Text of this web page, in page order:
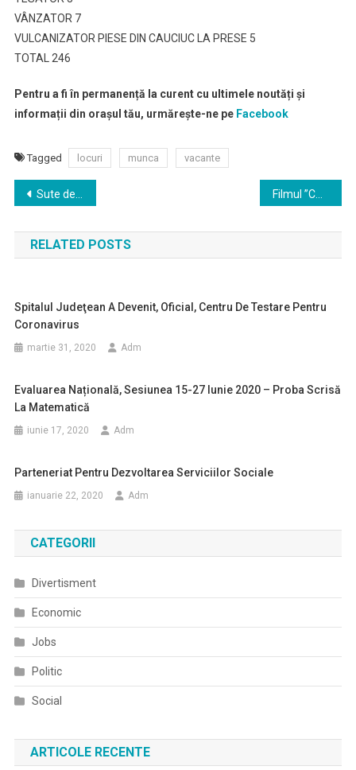
VÂNZATOR 7
VULCANIZATOR PIESE DIN CAUCIUC LA PRESE 5
TOTAL 246
Pentru a fi în permanență la curent cu ultimele noutăți și
informații din orașul tău, urmărește-ne pe Facebook
Tagged locuri munca vacante
Navigare
în
articole
Sute de arbori plantati pe strazile din municipiul Satu Mare
RELATED POSTS
Spitalul Judeţean A Devenit, Oficial, Centru De Testare Pentru
Coronavirus
martie 31, 2020 Adm
Evaluarea Națională, Sesiunea 15-27 Iunie 2020 – Proba Scrisă
La Matematică
iunie 17, 2020 Adm
Parteneriat Pentru Dezvoltarea Serviciilor Sociale
ianuarie 22, 2020 Adm
CATEGORII
Divertisment
Economic
Jobs
Politic
Social
ARTICOLE RECENTE